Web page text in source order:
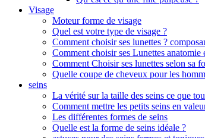
Visage
Moteur forme de visage
Quel est votre type de visage ?
Comment choisir ses lunettes ?
Comment choisir ses Lunettes anatomie
Comment Choisir ses lunettes selon sa
Quelle coupe de cheveux pour les
seins
La vérité sur la taille des seins ce que
Comment mettre les petits seins en
Les différentes formes de seins
Quelle est la forme de seins idéale ?